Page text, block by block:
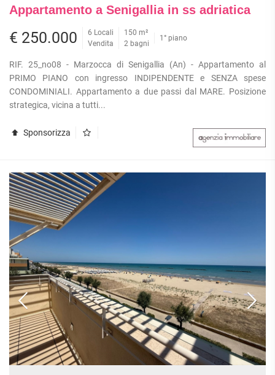
Appartamento a Senigallia in ss adriatica
€ 250.000
6 Locali
Vendita
150 m²
2 bagni
1° piano
RIF. 25_no08 - Marzocca di Senigallia (An) - Appartamento al
PRIMO PIANO con ingresso INDIPENDENTE e SENZA spese
CONDOMINIALI. Appartamento a due passi dal MARE. Posizione
strategica, vicina a tutti...
Sponsorizza